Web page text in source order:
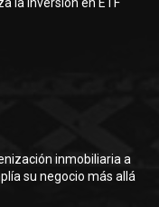
inmobiliaria a
su negocio más allá